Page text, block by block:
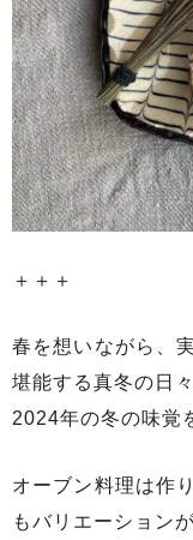
＋＋＋
春を想いながら、
堪能する真冬の日々
2024年の冬の味覚
オーブン料理は作
もバリエーション